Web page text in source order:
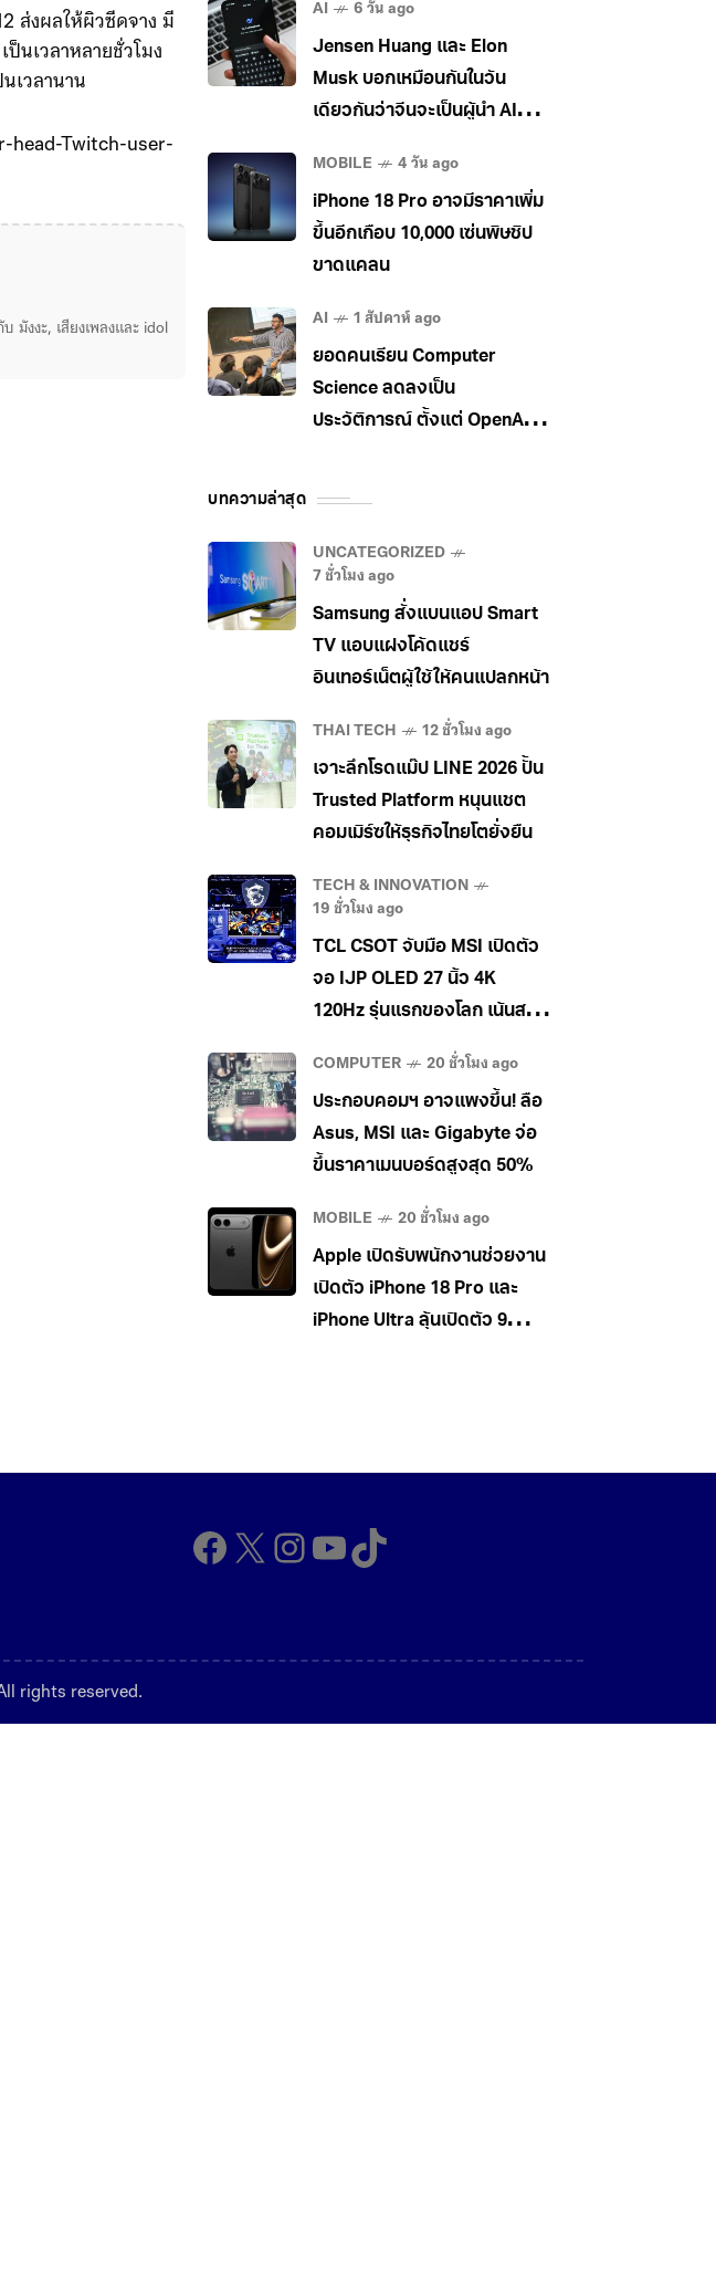
ส่งผลให้ผิวซีดจาง มี
นเวลาหลายชั่วโมง
เวลานาน
head-Twitch-user-
มังงะ, เสียงเพลงและ idol
AI 6 วัน ago
Jensen Huang และ Elon
Musk บอกเหมือนกันในวัน
เดียวกันว่าจีนจะเป็นผู้นำ AI
MOBILE 4 วัน ago
iPhone 18 Pro อาจมีราคาเพิ่ม
ขึ้นอีกเกือบ 10,000 เซ่นพิษชิป
ขาดแคลน
AI 1 สัปดาห์ ago
ยอดคนเรียน Computer
Science ลดลงเป็น
ประวัติการณ์ ตั้งแต่ OpenAI
บทความล่าสุด
UNCATEGORIZED
7 ชั่วโมง ago
Samsung สั่งแบนแอป Smart
TV แอบแฝงโค้ดแชร์
อินเทอร์เน็ตผู้ใช้ให้คนแปลกหน้า
THAI TECH 12 ชั่วโมง ago
เจาะลึกโรดแม๊ป LINE 2026 ปั้น
Trusted Platform หนุนแชต
คอมเมิร์ซให้ธุรกิจไทยโตยั่งยืน
TECH & INNOVATION
19 ชั่วโมง ago
TCL CSOT จับมือ MSI เปิดตัว
จอ IJP OLED 27 นิ้ว 4K
120Hz รุ่นแรกของโลก เน้นสาย
COMPUTER 20 ชั่วโมง ago
ประกอบคอมฯ อาจแพงขึ้น! ลือ
Asus, MSI และ Gigabyte จ่อ
ขึ้นราคาเมนบอร์ดสูงสุด 50%
MOBILE 20 ชั่วโมง ago
Apple เปิดรับพนักงานช่วยงาน
เปิดตัว iPhone 18 Pro และ
iPhone Ultra ลุ้นเปิดตัว 9
Facebook
X Instagram
YouTube
TikTok
rights reserved.